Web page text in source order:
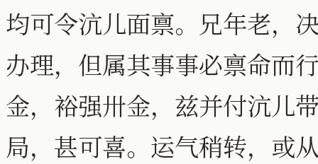
均可令沆儿面禀。兄年老，
办理，但属其事事必禀命而
金，裕强卅金，兹并付沆儿
局，甚可喜。运气稍转，或